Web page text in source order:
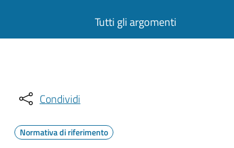
Tutti gli argomenti
Condividi
Normativa di riferimento